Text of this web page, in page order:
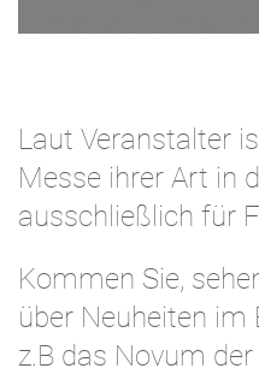
Laut Veranstalter
Messe ihrer Art in
ausschließlich für
Kommen Sie,
über Neuheiten im
z.B das Novum der